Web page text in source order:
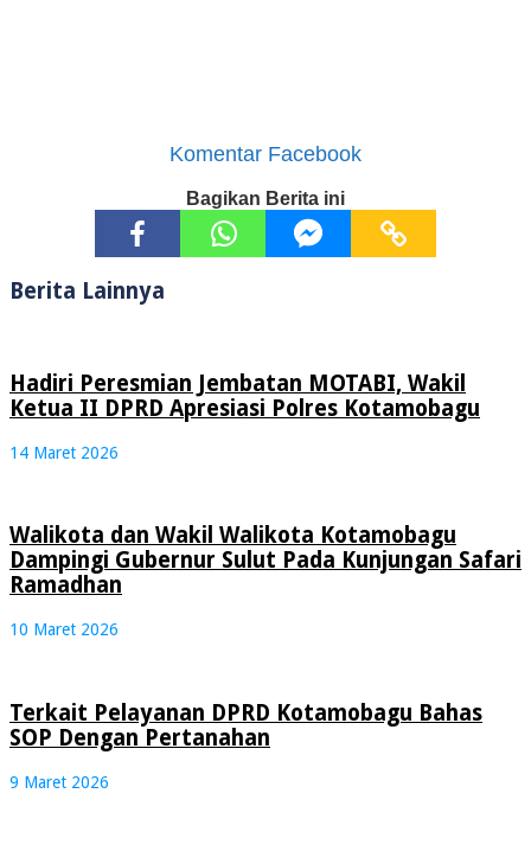
Komentar Facebook
Bagikan Berita ini
Berita Lainnya
Hadiri Peresmian Jembatan MOTABI, Wakil
Ketua II DPRD Apresiasi Polres Kotamobagu
14 Maret 2026
Walikota dan Wakil Walikota Kotamobagu
Dampingi Gubernur Sulut Pada Kunjungan Safari
Ramadhan
10 Maret 2026
Terkait Pelayanan DPRD Kotamobagu Bahas
SOP Dengan Pertanahan
9 Maret 2026